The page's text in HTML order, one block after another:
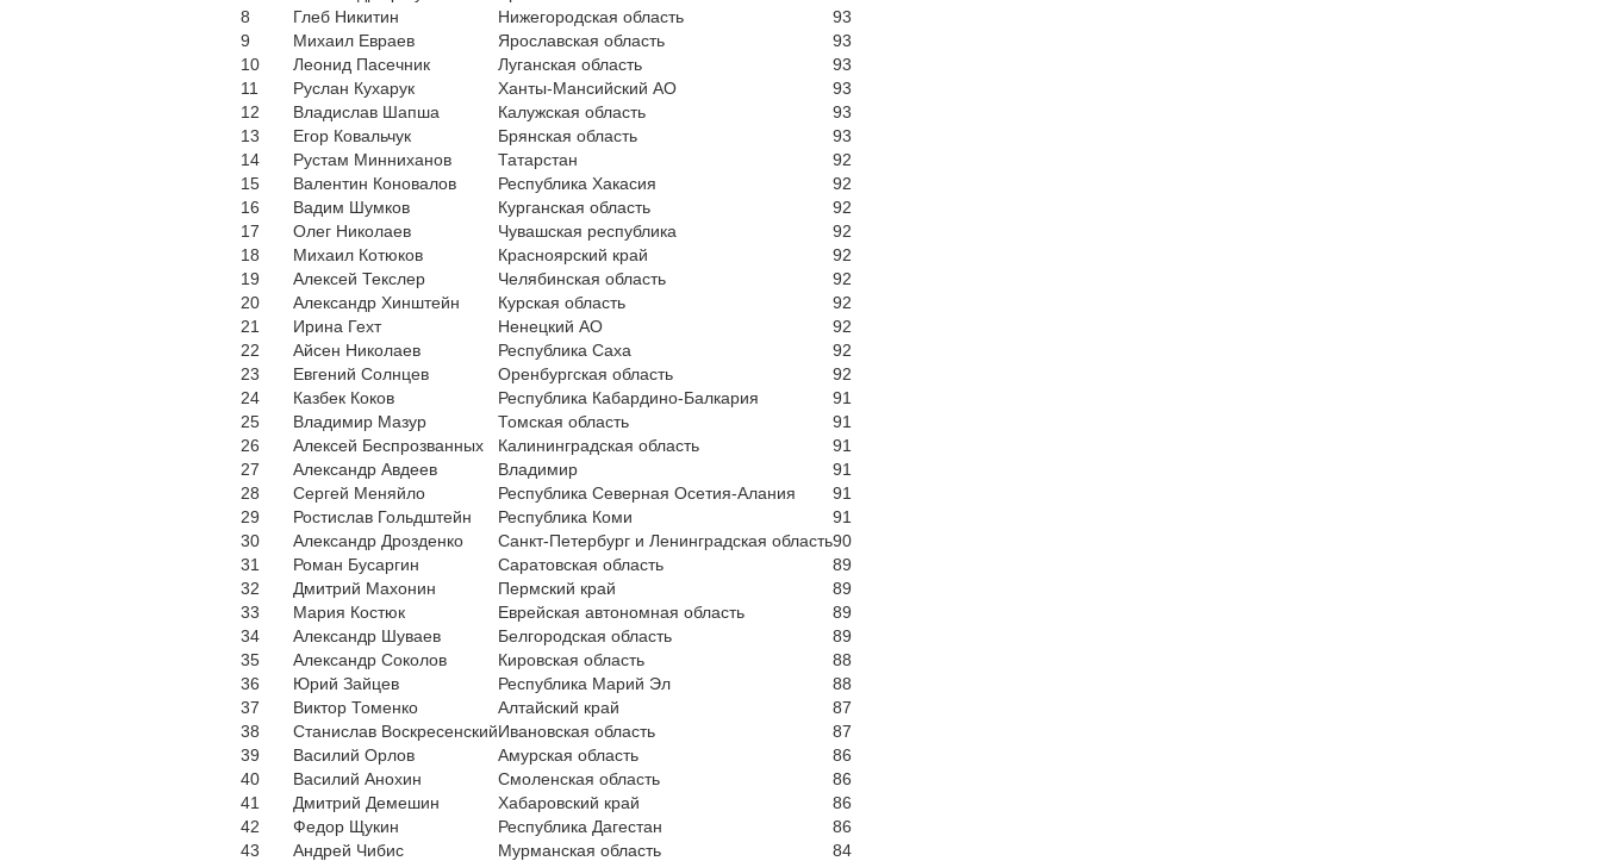
8
Глеб Никитин Нижегородская область
93
9
Михаил Евраев Ярославская область
93
10
Леонид Пасечник Луганская область
93
11
Руслан Кухарук Ханты-Мансийский АО
93
12
Владислав Шапша Калужская область
93
13
Егор Ковальчук Брянская область
93
14
Рустам Минниханов Татарстан
92
15
Валентин Коновалов Республика Хакасия
92
16
Вадим Шумков Курганская область
92
17
Олег Николаев Чувашская республика
92
18
Михаил Котюков Красноярский край
92
19
Алексей Текслер Челябинская область
92
20
Александр Хинштейн Курская область
92
21
Ирина Гехт Ненецкий АО
92
22
Айсен Николаев Республика Саха
92
23
Евгений Солнцев Оренбургская область
92
24
Казбек Коков Республика Кабардино-Балкария
91
25
Владимир Мазур Томская область
91
26
Алексей Беспрозванных Калининградская область
91
27
Александр Авдеев Владимир
91
28
Сергей Меняйло Республика Северная Осетия-Алания
91
29
Ростислав Гольдштейн Республика Коми
91
30
Александр Дрозденко Санкт-Петербург и Ленинградская область90
31
Роман Бусаргин Саратовская область
89
32
Дмитрий Махонин Пермский край
89
33
Мария Костюк Еврейская автономная область
89
34
Александр Шуваев Белгородская область
89
35
Александр Соколов Кировская область
88
36
Юрий Зайцев Республика Марий Эл
88
37
Виктор Томенко Алтайский край
87
38
Станислав ВоскресенскийИвановская область
87
39
Василий Орлов Амурская область
86
40
Василий Анохин Смоленская область
86
41
Дмитрий Демешин Хабаровский край
86
42
Федор Щукин Республика Дагестан
86
43
Андрей Чибис Мурманская область
84